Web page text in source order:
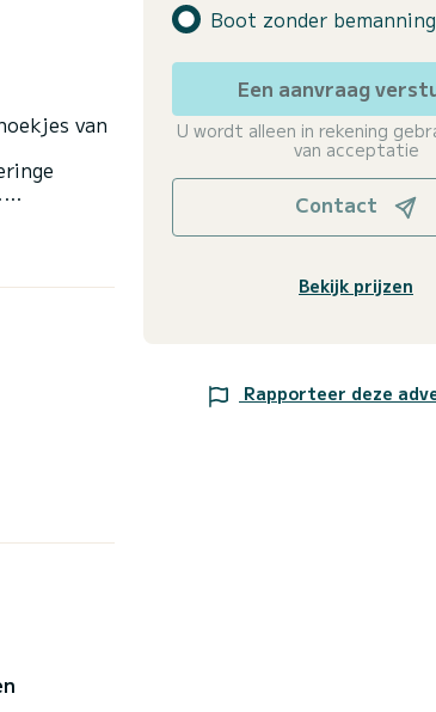
van
Boot zonder bemanning
Een aanvraag
U wordt alleen in rekening
van acceptatie
Contact
Bekijk prijzen
Rapporteer deze